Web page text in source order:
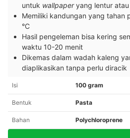
untuk wallpaperyang lentur atau
Memiliki kandungan yang tahan
°C
Hasil pengeleman bisa kering
waktu 10-20 menit
Dikemas dalam wadah kaleng
diaplikasikan tanpa perlu diracik
Isi 100 gram
Bentuk Pasta
Bahan Polychloroprene